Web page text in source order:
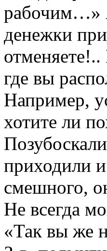
рабочим…»
денежки
где вы
Например,
хотите ли
приходили
смешного,
Не всегда
«Так вы же